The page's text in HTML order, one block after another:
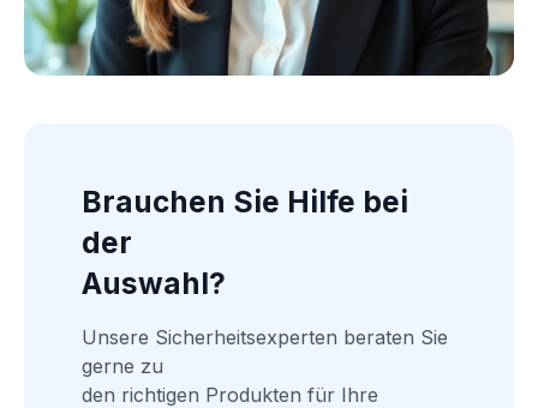
Brauchen Sie Hilfe bei
der
Auswahl?
Unsere Sicherheitsexperten beraten Sie
gerne zu
den richtigen Produkten für Ihre